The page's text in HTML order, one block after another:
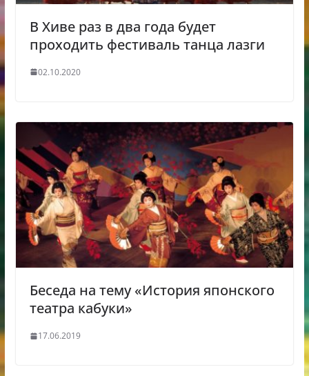
В Хиве раз в два года будет
проходить фестиваль танца лазги
02.10.2020
Беседа на тему «История японского
театра кабуки»
17.06.2019